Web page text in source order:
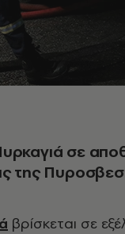
σε
της
βρίσκεται σε